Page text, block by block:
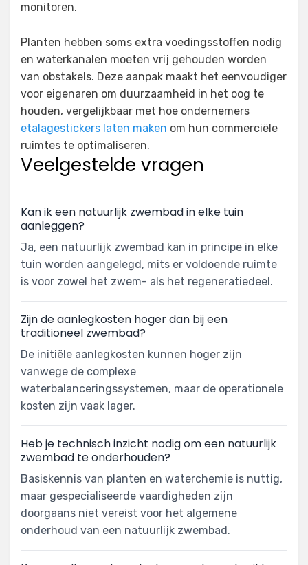
monitoren.
Planten hebben soms extra voedingsstoffen nodig
en waterkanalen moeten vrij gehouden worden
van obstakels. Deze aanpak maakt het eenvoudiger
voor eigenaren om duurzaamheid in het oog te
houden, vergelijkbaar met hoe ondernemers
etalagestickers laten maken om hun commerciële
ruimtes te optimaliseren.
Veelgestelde vragen
Kan ik een natuurlijk zwembad in elke tuin
aanleggen?
Ja, een natuurlijk zwembad kan in principe in elke
tuin worden aangelegd, mits er voldoende ruimte
is voor zowel het zwem- als het regeneratiedeel.
Zijn de aanlegkosten hoger dan bij een
traditioneel zwembad?
De initiële aanlegkosten kunnen hoger zijn
vanwege de complexe
waterbalanceringssystemen, maar de operationele
kosten zijn vaak lager.
Heb je technisch inzicht nodig om een natuurlijk
zwembad te onderhouden?
Basiskennis van planten en waterchemie is nuttig,
maar gespecialiseerde vaardigheden zijn
doorgaans niet vereist voor het algemene
onderhoud van een natuurlijk zwembad.